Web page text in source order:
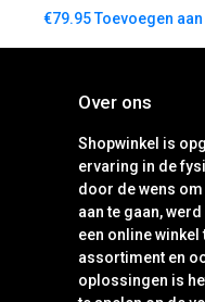
€79.95Toevoegen
Over ons
Shopwinkel is
ervaring in de
door de wens
aan te gaan,
een online winkel
assortiment en
oplossingen is